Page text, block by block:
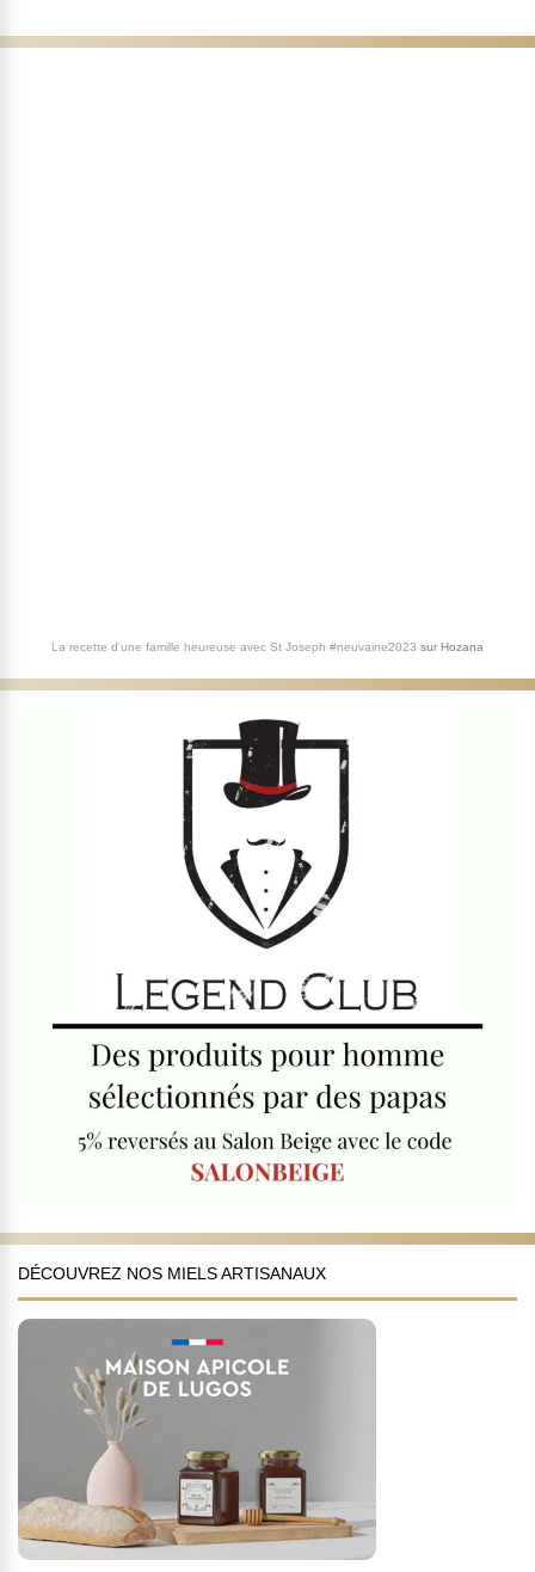
La recette d'une famille heureuse avec St Joseph #neuvaine2023 sur Hozana
DÉCOUVREZ NOS MIELS ARTISANAUX